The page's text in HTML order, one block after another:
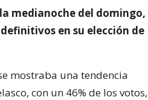
medianoche del domingo,
en su elección de
mostraba una tendencia
con un 46% de los votos,